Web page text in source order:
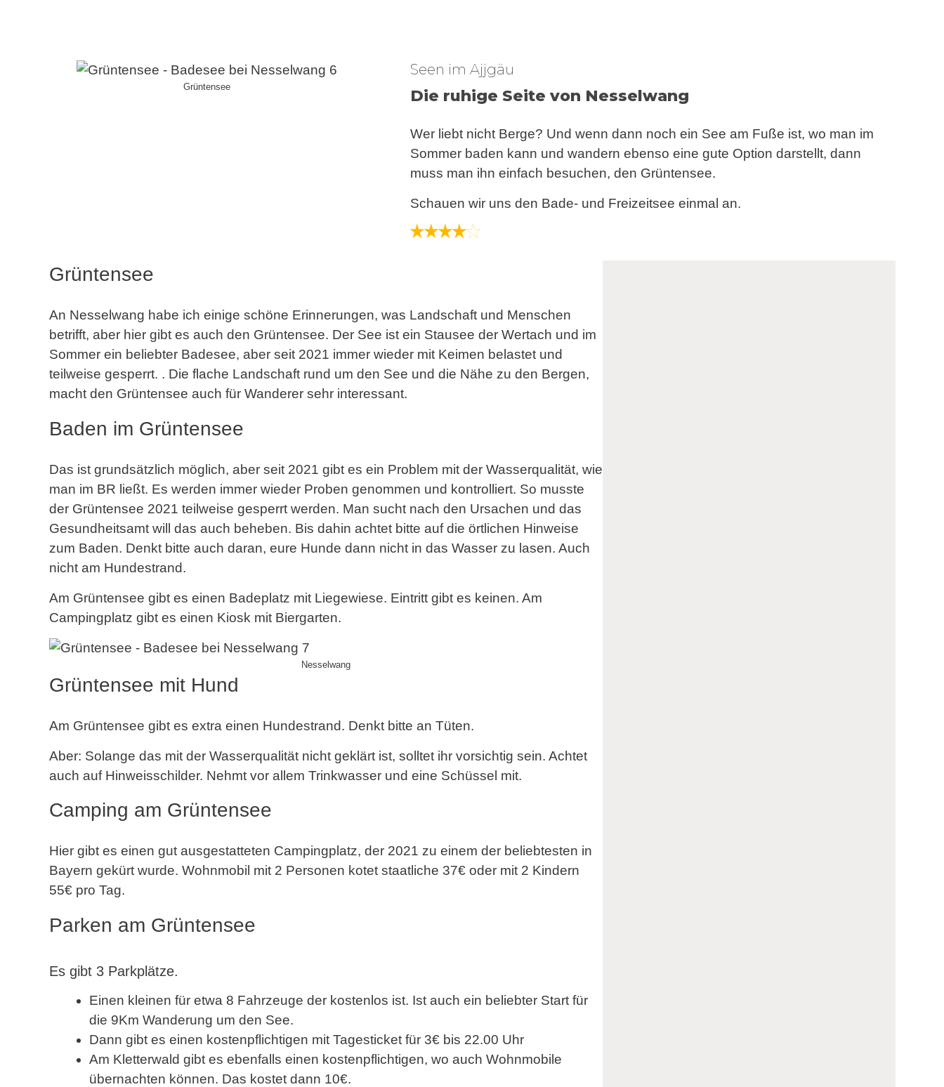
Grüntensee
Seen im Ajjgäu
Die ruhige Seite von Nesselwang
Wer liebt nicht Berge? Und wenn dann noch ein See am Fuße ist, wo man im
Sommer baden kann und wandern ebenso eine gute Option darstellt, dann
muss man ihn einfach besuchen, den Grüntensee.
Schauen wir uns den Bade- und Freizeitsee einmal an.
Grüntensee
An Nesselwang habe ich einige schöne Erinnerungen, was Landschaft und Menschen
betrifft, aber hier gibt es auch den Grüntensee. Der See ist ein Stausee der Wertach und im
Sommer ein beliebter Badesee, aber seit 2021 immer wieder mit Keimen belastet und
teilweise gesperrt. . Die flache Landschaft rund um den See und die Nähe zu den Bergen,
macht den Grüntensee auch für Wanderer sehr interessant.
Baden im Grüntensee
Das ist grundsätzlich möglich, aber seit 2021 gibt es ein Problem mit der Wasserqualität, wie
man im BR ließt. Es werden immer wieder Proben genommen und kontrolliert. So musste
der Grüntensee 2021 teilweise gesperrt werden. Man sucht nach den Ursachen und das
Gesundheitsamt will das auch beheben. Bis dahin achtet bitte auf die örtlichen Hinweise
zum Baden. Denkt bitte auch daran, eure Hunde dann nicht in das Wasser zu lasen. Auch
nicht am Hundestrand.
Am Grüntensee gibt es einen Badeplatz mit Liegewiese. Eintritt gibt es keinen. Am
Campingplatz gibt es einen Kiosk mit Biergarten.
Nesselwang
Grüntensee mit Hund
Am Grüntensee gibt es extra einen Hundestrand. Denkt bitte an Tüten.
Aber: Solange das mit der Wasserqualität nicht geklärt ist, solltet ihr vorsichtig sein. Achtet
auch auf Hinweisschilder. Nehmt vor allem Trinkwasser und eine Schüssel mit.
Camping am Grüntensee
Hier gibt es einen gut ausgestatteten Campingplatz, der 2021 zu einem der beliebtesten in
Bayern gekürt wurde. Wohnmobil mit 2 Personen kotet staatliche 37€ oder mit 2 Kindern
55€ pro Tag.
Parken am Grüntensee
Es gibt 3 Parkplätze.
Einen kleinen für etwa 8 Fahrzeuge der kostenlos ist. Ist auch ein beliebter Start für
die 9Km Wanderung um den See.
Dann gibt es einen kostenpflichtigen mit Tagesticket für 3€ bis 22.00 Uhr
Am Kletterwald gibt es ebenfalls einen kostenpflichtigen, wo auch Wohnmobile
übernachten können. Das kostet dann 10€.